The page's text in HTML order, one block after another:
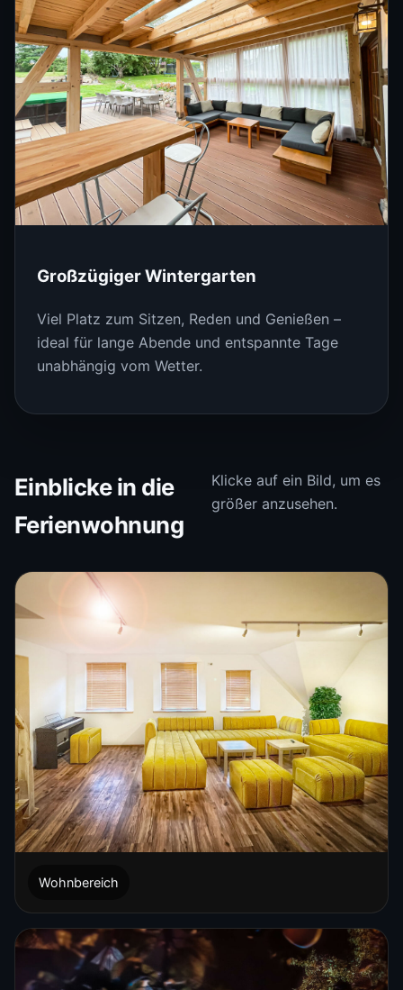
Großzügiger Wintergarten
Viel Platz zum Sitzen, Reden und Genießen –
ideal für lange Abende und entspannte Tage
unabhängig vom Wetter.
Einblicke in die
Ferienwohnung
Klicke auf ein Bild, um es
größer anzusehen.
Wohnbereich